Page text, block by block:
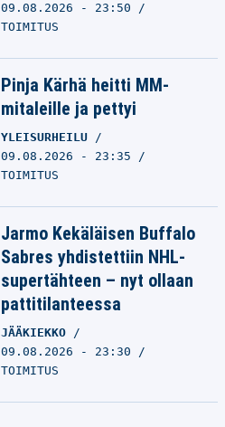
09.08.2026 - 23:50
TOIMITUS
Pinja Kärhä heitti MM-
mitaleille ja pettyi
YLEISURHEILU
09.08.2026 - 23:35
TOIMITUS
Jarmo Kekäläisen Buffalo
Sabres yhdistettiin NHL-
supertähteen – nyt ollaan
pattitilanteessa
JÄÄKIEKKO
09.08.2026 - 23:30
TOIMITUS